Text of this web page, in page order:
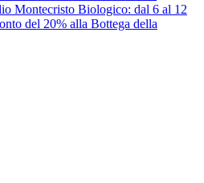
Montecristo Biologico: dal 6 al 12
del 20% alla Bottega della